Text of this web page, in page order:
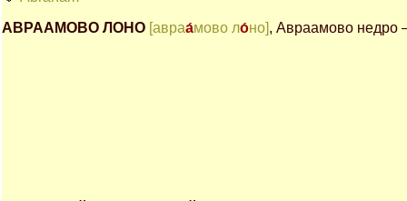
АВРААМОВО ЛОНО [авраа́мово ло́но], Авраамово